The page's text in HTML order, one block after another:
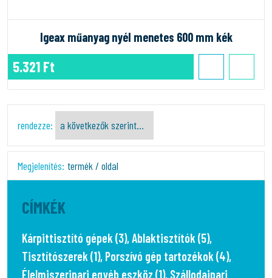
Igeax műanyag nyél menetes 600 mm kék
5.321 Ft
rendezze:
Megjelenítés: termék / oldal
CÍMKÉK
Kárpittisztító gépek (3),Ablaktisztítók (5),
Tisztítószerek (1), Porszívó gép tartozékok (4),
Élelmiszeripari egyéb eszköz (1), Szállodaipari